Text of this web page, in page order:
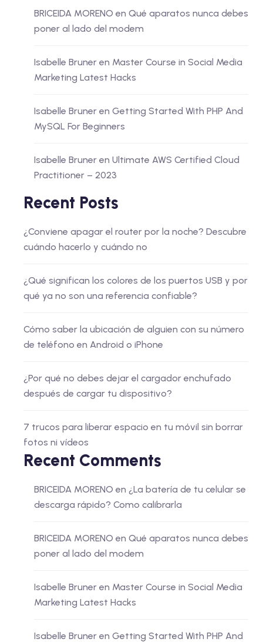
BRICEIDA MORENO en Qué aparatos nunca debes
poner al lado del modem
Isabelle Bruner en Master Course in Social Media
Marketing Latest Hacks
Isabelle Bruner en Getting Started With PHP And
MySQL For Beginners
Isabelle Bruner en Ultimate AWS Certified Cloud
Practitioner – 2023
Recent Posts
¿Conviene apagar el router por la noche? Descubre
cuándo hacerlo y cuándo no
¿Qué significan los colores de los puertos USB y por
qué ya no son una referencia confiable?
Cómo saber la ubicación de alguien con su número
de teléfono en Android o iPhone
¿Por qué no debes dejar el cargador enchufado
después de cargar tu dispositivo?
7 trucos para liberar espacio en tu móvil sin borrar
fotos ni vídeos
Recent Comments
BRICEIDA MORENO en ¿La batería de tu celular se
descarga rápido? Como calibrarla
BRICEIDA MORENO en Qué aparatos nunca debes
poner al lado del modem
Isabelle Bruner en Master Course in Social Media
Marketing Latest Hacks
Isabelle Bruner en Getting Started With PHP And